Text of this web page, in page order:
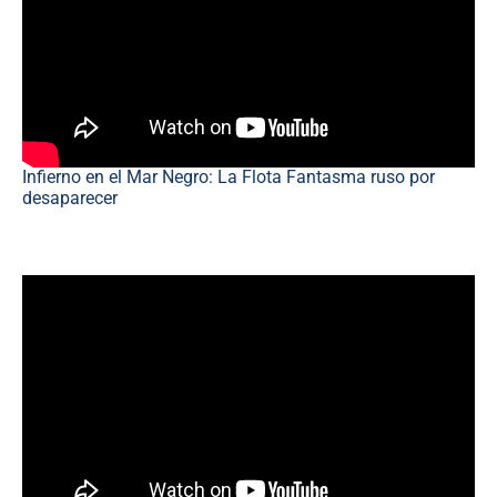
Infierno en el Mar Negro: La Flota Fantasma ruso por
desaparecer